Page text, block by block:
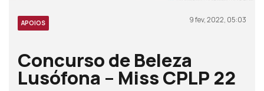
APOIOS 9 fev, 2022, 05:03
Concurso de Beleza
Lusófona – Miss CPLP 22